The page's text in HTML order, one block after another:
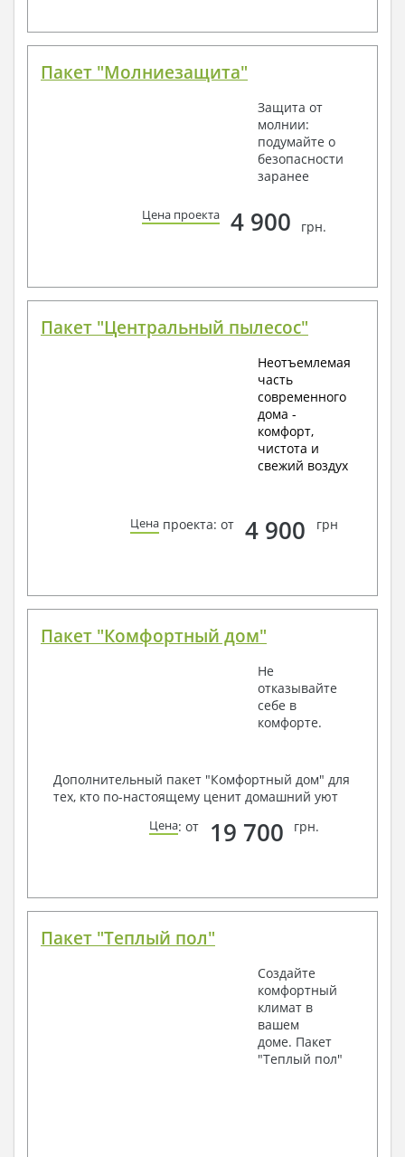
Пакет "Молниезащита"
Защита от
молнии:
подумайте о
безопасности
заранее
Цена проекта 4 900 грн.
Пакет "Центральный пылесос"
Неотъемлемая
часть
современного
дома -
комфорт,
чистота и
свежий воздух
Цена проекта: от 4 900 грн
Пакет "Комфортный дом"
Не
отказывайте
себе в
комфорте.
Дополнительный пакет "Комфортный дом" для
тех, кто по-настоящему ценит домашний уют
Цена: от 19 700 грн.
Пакет "Теплый пол"
Создайте
комфортный
климат в
вашем
доме. Пакет
"Теплый пол"